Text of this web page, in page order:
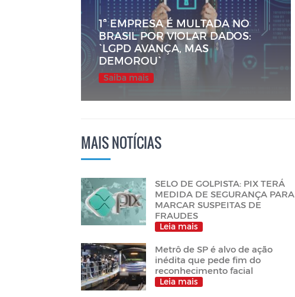
1ª EMPRESA É MULTADA NO
BRASIL POR VIOLAR DADOS:
`LGPD AVANÇA, MAS
DEMOROU`
Saiba mais
MAIS NOTÍCIAS
SELO DE GOLPISTA: PIX TERÁ
MEDIDA DE SEGURANÇA PARA
MARCAR SUSPEITAS DE
FRAUDES
Leia mais
Metrô de SP é alvo de ação
inédita que pede fim do
reconhecimento facial
Leia mais